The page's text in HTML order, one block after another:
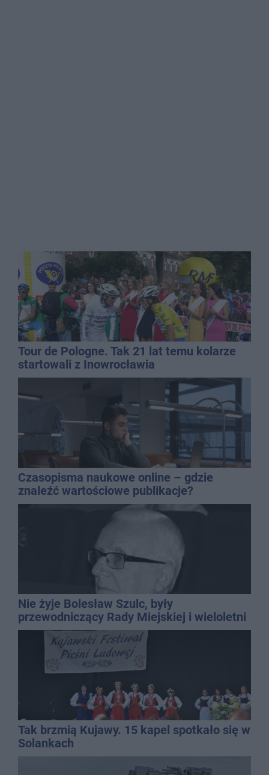
Tour de Pologne. Tak 21 lat temu kolarze
startowali z Inowrocławia
Czasopisma naukowe online – gdzie
znaleźć wartościowe publikacje?
Nie żyje Bolesław Szulc, były
przewodniczący Rady Miejskiej i wieloletni
dyrektor SP 14
Tak brzmią Kujawy. 15 kapel spotkało się w
Solankach